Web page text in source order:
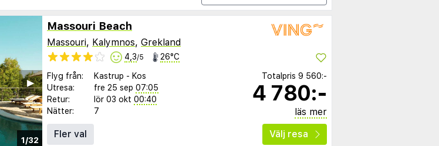
1/32
▶︎
Massouri Beach
Massouri, Kalymnos, Grekland
4,3/5 26°C
Flyg från: Kastrup - Kos
Utresa:
fre 25 sep 07:05
Retur:
lör 03 okt 00:40
Nätter:
7
Totalpris 9 560:-
4 780:-
läs mer
Fler val
Välj resa